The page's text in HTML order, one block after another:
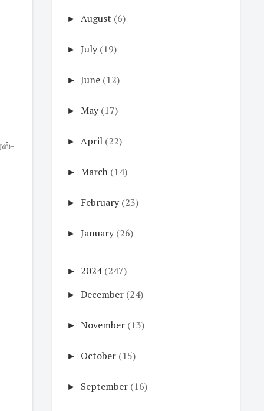
► August (6)
► July (19)
► June (12)
► May (17)
► April (22)
► March (14)
► February (23)
► January (26)
► 2024 (247)
► December (24)
► November (13)
► October (15)
► September (16)